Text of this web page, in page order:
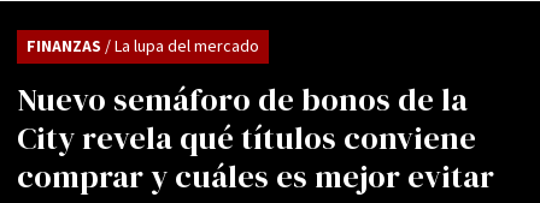
Nuevo semáforo de bonos de la
City revela qué títulos conviene
comprar y cuáles es mejor evitar
FINANZAS / La lupa del mercado